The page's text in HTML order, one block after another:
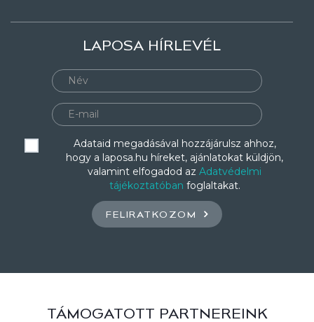
LAPOSA HÍRLEVÉL
Adataid megadásával hozzájárulsz ahhoz,
hogy a laposa.hu híreket, ajánlatokat küldjön,
valamint elfogadod az Adatvédelmi
tájékoztatóban foglaltakat.
FELIRATKOZOM
TÁMOGATOTT PARTNEREINK